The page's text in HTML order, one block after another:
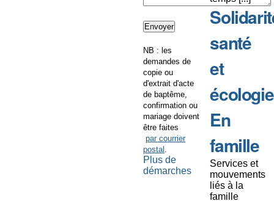
NB : les
demandes de
copie ou
d'extrait d'acte
de baptême,
confirmation ou
mariage doivent
être faites
par courrier
postal .
Plus de
démarches
santé
et
écologie
En
famille
Services et
mouvements
liés à la
famille